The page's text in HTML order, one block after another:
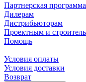
Партнерская программа
Дилерам
Дистрибьюторам
Проектным и
Помощь
Условия оплаты
Условия доставки
Возврат